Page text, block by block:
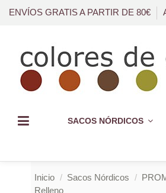
ENVÍOS GRATIS A PARTIR DE 80€
SACOS NÓRDICOS
Inicio Sacos Nórdicos
Relleno